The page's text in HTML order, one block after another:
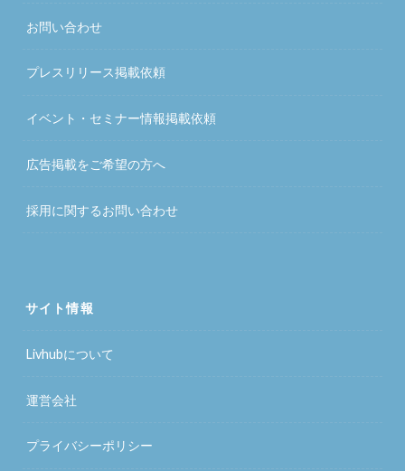
お問い合わせ
プレスリリース掲載依頼
イベント・セミナー情報掲載依頼
広告掲載をご希望の方へ
採用に関するお問い合わせ
サイト情報
Livhubについて
運営会社
プライバシーポリシー